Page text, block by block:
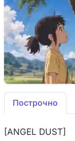
Построчно
[ANGEL DUST]